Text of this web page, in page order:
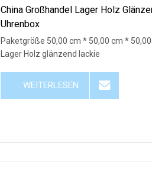
China Großhandel Lager Holz
Uhrenbox
Paketgröße 50,00 cm * 50,00 cm *
Lager Holz glänzend lackie
WEITERLESEN